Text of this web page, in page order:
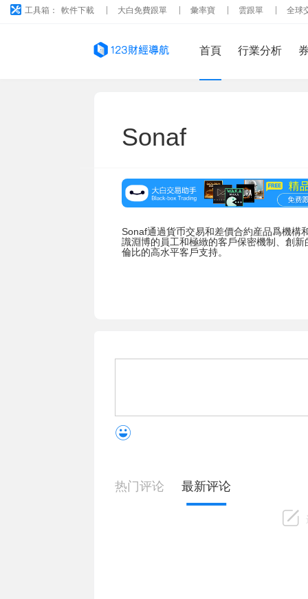
工具箱： 軟件下載 大白免費跟單 彙率寶 雲跟單 全球
首頁 行業分析
Sonaf
Sonaf通過貨币交易和差價合約産品爲機構
識淵博的員工和極緻的客戶保密機制、創
倫比的高水平客戶支持。
热门评论 最新评论